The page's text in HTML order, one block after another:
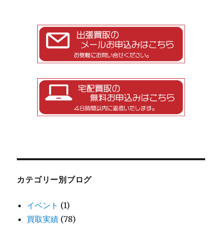
カテゴリー別ブログ
イベント (1)
買取実績 (78)